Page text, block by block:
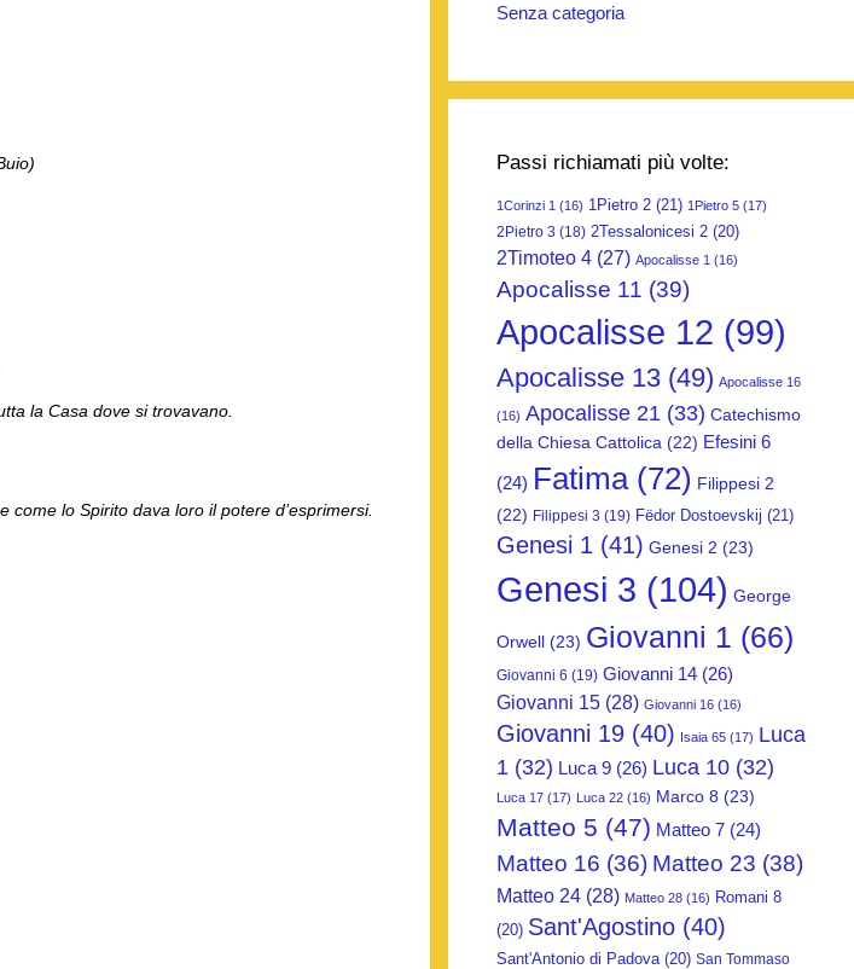
la Casa dove si trovavano.
lo Spirito dava loro il potere d’esprimersi.
Senza categoria
Passi richiamati più volte:
1Corinzi 1 (16) 1Pietro 2 (21) 1Pietro 5 (17)
2Pietro 3 (18) 2Tessalonicesi 2 (20)
2Timoteo 4 (27) Apocalisse 1 (16)
Apocalisse 11 (39)
Apocalisse 12 (99)
Apocalisse 13 (49) Apocalisse 16
(16) Apocalisse 21 (33) Catechismo
della Chiesa Cattolica (22) Efesini 6
(24) Fatima (72) Filippesi 2
(22) Filippesi 3 (19) Fëdor Dostoevskij (21)
Genesi 1 (41) Genesi 2 (23)
Genesi 3 (104) George
Orwell (23) Giovanni 1 (66)
Giovanni 6 (19) Giovanni 14 (26)
Giovanni 15 (28) Giovanni 16 (16)
Giovanni 19 (40) Isaia 65 (17) Luca
1 (32) Luca 9 (26) Luca 10 (32)
Luca 17 (17) Luca 22 (16) Marco 8 (23)
Matteo 5 (47) Matteo 7 (24)
Matteo 16 (36) Matteo 23 (38)
Matteo 24 (28) Matteo 28 (16) Romani 8
(20) Sant'Agostino (40)
Sant'Antonio di Padova (20) San Tommaso